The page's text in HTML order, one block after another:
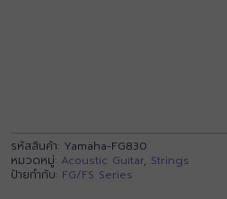
รหัสสินค้า: Yamaha-FG830
หมวดหมู่: Acoustic Guitar, Strings
ป้ายกำกับ: FG/FS Series